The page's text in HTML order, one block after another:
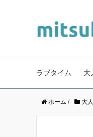
ラブタイム 大
ホーム / 大